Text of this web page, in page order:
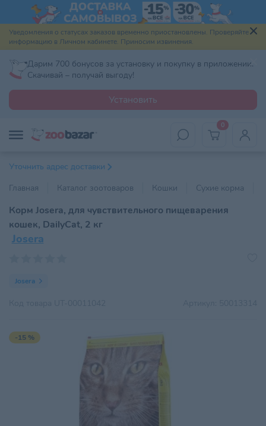
Уведомления о статусах заказов временно приостановлены. Проверяйте
информацию в Личном кабинете. Приносим извинения.
Дарим 700 бонусов за установку и покупку в приложении.
Скачивай – получай выгоду!
Установить
0
Уточнить адрес доставки
Главная
Каталог зоотоваров Кошки Сухие корма
Корм Josera, для чувствительного пищеварения
кошек, DailyCat, 2 кг
Josera
Josera
-15 %